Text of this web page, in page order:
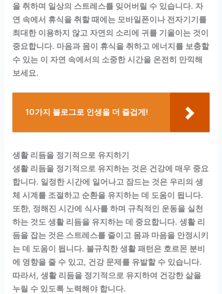
을 취하며 일상의 스트레스를 잊어버릴 수 있습니다. 자
연 속에서 휴식을 취할 때에는 모바일폰이나 전자기기를
최대한 이용하지 않고 자연의 소리에 귀를 기울이는 것이
중요합니다. 마음과 몸이 휴식을 취하고 에너지를 보충할
수 있는 이 자연 속에서의 소중한 시간을 온전히 만끽해
보세요.
10가지 블로그로 인생을 더 즐겁게!
생활 리듬을 정기적으로 유지하기
생활 리듬을 정기적으로 유지하는 것은 건강에 매우 중요
합니다. 일정한 시간에 일어나고 잠드는 것은 우리의 생
체 시계를 조절하고 순환을 유지하는 데 도움이 됩니다.
또한, 정해진 시간에 식사를 하며 규칙적인 운동을 실천
하는 것도 생활 리듬을 유지하는 데 중요합니다. 생활 리
듬을 잡는 것은 스트레스를 줄이고 몸과 마음을 안정시키
는 데 도움이 됩니다. 불규칙한 생활 패턴은 호르몬 분비
에 영향을 줄 수 있고, 건강 문제를 유발할 수 있습니다.
따라서, 생활 리듬을 정기적으로 유지하여 건강한 삶을
누릴 수 있도록 노력해야 합니다.